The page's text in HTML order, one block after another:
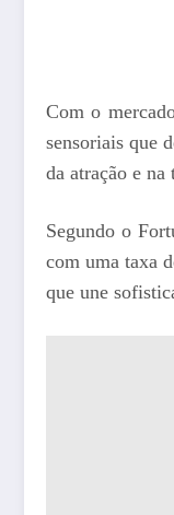
Com o
sensoriais que
da atração e na
Segundo o
com uma taxa
que une